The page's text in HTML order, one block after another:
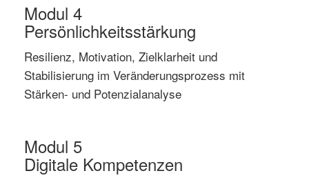
Modul 4
Persönlichkeitsstärkung
Resilienz, Motivation, Zielklarheit und
Stabilisierung im Veränderungsprozess mit
Stärken- und Potenzialanalyse
Modul 5
Digitale Kompetenzen